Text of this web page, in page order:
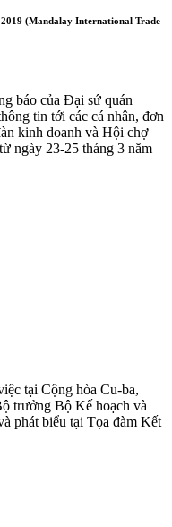
(Mandalay International Trade
báo của Đại sứ quán
tin tới các cá nhân, đơn
kinh doanh và Hội chợ
ngày 23-25 tháng 3 năm
tại Cộng hòa Cu-ba,
trưởng Bộ Kế hoạch và
phát biểu tại Tọa đàm Kết